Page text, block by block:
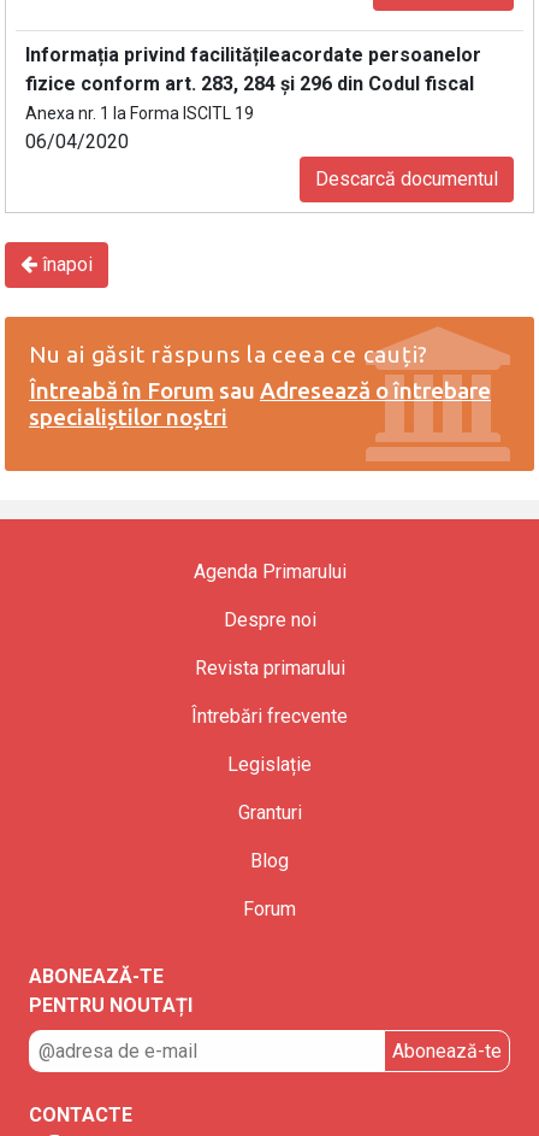
Informația privind facilitățileacordate persoanelor
fizice conform art. 283, 284 și 296 din Codul fiscal
Anexa nr. 1 la Forma ISCITL 19
06/04/2020
Descarcă documentul
înapoi
Nu ai găsit răspuns la ceea ce cauți?
Întreabă în Forum sau Adresează o întrebare
specialiștilor noștri
Agenda Primarului
Despre noi
Revista primarului
Întrebări frecvente
Legislație
Granturi
Blog
Forum
ABONEAZĂ-TE
PENTRU NOUTAȚI
CONTACTE